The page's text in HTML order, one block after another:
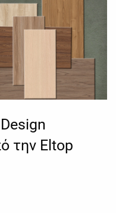
την Eltop